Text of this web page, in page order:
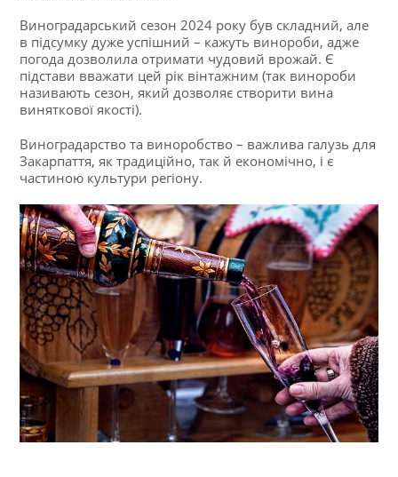
Виноградарський сезон 2024 року був складний, але
в підсумку дуже успішний – кажуть винороби, адже
погода дозволила отримати чудовий врожай. Є
підстави вважати цей рік вінтажним (так винороби
називають сезон, який дозволяє створити вина
виняткової якості).
Виноградарство та виноробство – важлива галузь для
Закарпаття, як традиційно, так й економічно, і є
частиною культури регіону.